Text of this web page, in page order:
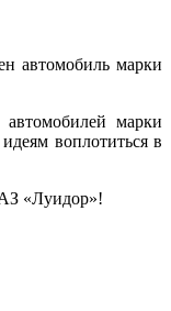
автомобиль марки
автомобилей марки
воплотиться в
«Луидор»!